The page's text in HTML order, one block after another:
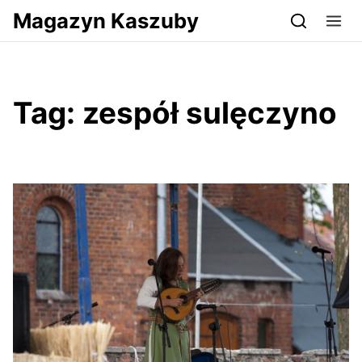
Przejdź do serwisu magazynkaszuby.pl
Magazyn Kaszuby
Tag: zespół sulęczyno